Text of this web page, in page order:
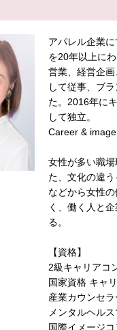
アパレル企業
を20年以上にわ
営業、経営企
して従事、ブ
た。2016年に
して独立。
Career &
女性が多い職
た、文化の違
などから女性
く、働く人と
る。
【資格】
2級キャリアコ
国家資格 キャ
産業カウンセラ
メンタルヘル
国際イメージ